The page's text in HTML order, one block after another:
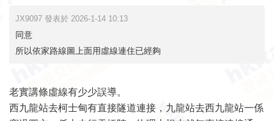
JX9097 發表於 2026-1-14 10:13
同意
所以依家路線圖上面用虛線連住已經夠
老實講條虛線有少少誤導。
西九龍站去柯士甸有直接隧道連接，九龍站去西九龍站一係